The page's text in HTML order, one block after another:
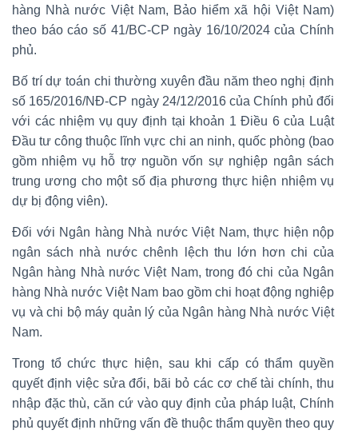
hàng Nhà nước Việt Nam, Bảo hiểm xã hội Việt Nam)
theo báo cáo số 41/BC-CP ngày 16/10/2024 của Chính
phủ.
Bố trí dự toán chi thường xuyên đầu năm theo nghị định
số 165/2016/NĐ-CP ngày 24/12/2016 của Chính phủ đối
với các nhiệm vụ quy định tại khoản 1 Điều 6 của Luật
Đầu tư công thuộc lĩnh vực chi an ninh, quốc phòng (bao
gồm nhiệm vụ hỗ trợ nguồn vốn sự nghiệp ngân sách
trung ương cho một số địa phương thực hiện nhiệm vụ
dự bị động viên).
Đối với Ngân hàng Nhà nước Việt Nam, thực hiện nộp
ngân sách nhà nước chênh lệch thu lớn hơn chi của
Ngân hàng Nhà nước Việt Nam, trong đó chi của Ngân
hàng Nhà nước Việt Nam bao gồm chi hoạt động nghiệp
vụ và chi bộ máy quản lý của Ngân hàng Nhà nước Việt
Nam.
Trong tổ chức thực hiện, sau khi cấp có thẩm quyền
quyết định việc sửa đổi, bãi bỏ các cơ chế tài chính, thu
nhập đặc thù, căn cứ vào quy định của pháp luật, Chính
phủ quyết định những vấn đề thuộc thẩm quyền theo quy